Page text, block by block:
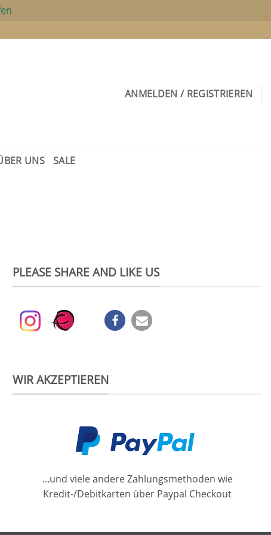
ANMELDEN / REGISTRIEREN
UNS SALE
PLEASE SHARE AND LIKE US
WIR AKZEPTIEREN
...und viele andere Zahlungsmethoden wie
Kredit-/Debitkarten über Paypal Checkout